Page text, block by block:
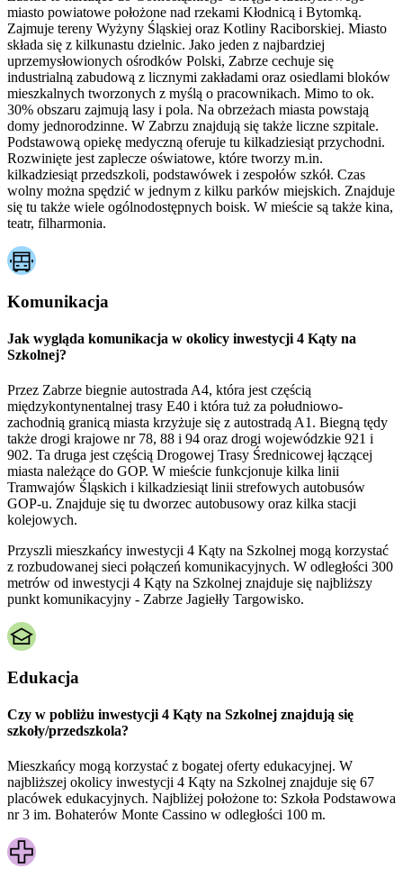
miasto powiatowe położone nad rzekami Kłodnicą i Bytomką.
Zajmuje tereny Wyżyny Śląskiej oraz Kotliny Raciborskiej. Miasto
składa się z kilkunastu dzielnic. Jako jeden z najbardziej
uprzemysłowionych ośrodków Polski, Zabrze cechuje się
industrialną zabudową z licznymi zakładami oraz osiedlami bloków
mieszkalnych tworzonych z myślą o pracownikach. Mimo to ok.
30% obszaru zajmują lasy i pola. Na obrzeżach miasta powstają
domy jednorodzinne. W Zabrzu znajdują się także liczne szpitale.
Podstawową opiekę medyczną oferuje tu kilkadziesiąt przychodni.
Rozwinięte jest zaplecze oświatowe, które tworzy m.in.
kilkadziesiąt przedszkoli, podstawówek i zespołów szkół. Czas
wolny można spędzić w jednym z kilku parków miejskich. Znajduje
się tu także wiele ogólnodostępnych boisk. W mieście są także kina,
teatr, filharmonia.
Komunikacja
Jak wygląda komunikacja w okolicy inwestycji 4 Kąty na
Szkolnej?
Przez Zabrze biegnie autostrada A4, która jest częścią
międzykontynentalnej trasy E40 i która tuż za południowo-
zachodnią granicą miasta krzyżuje się z autostradą A1. Biegną tędy
także drogi krajowe nr 78, 88 i 94 oraz drogi wojewódzkie 921 i
902. Ta druga jest częścią Drogowej Trasy Średnicowej łączącej
miasta należące do GOP. W mieście funkcjonuje kilka linii
Tramwajów Śląskich i kilkadziesiąt linii strefowych autobusów
GOP-u. Znajduje się tu dworzec autobusowy oraz kilka stacji
kolejowych.
Przyszli mieszkańcy inwestycji 4 Kąty na Szkolnej mogą korzystać
z rozbudowanej sieci połączeń komunikacyjnych. W odległości 300
metrów od inwestycji 4 Kąty na Szkolnej znajduje się najbliższy
punkt komunikacyjny - Zabrze Jagiełły Targowisko.
Edukacja
Czy w pobliżu inwestycji 4 Kąty na Szkolnej znajdują się
szkoły/przedszkola?
Mieszkańcy mogą korzystać z bogatej oferty edukacyjnej. W
najbliższej okolicy inwestycji 4 Kąty na Szkolnej znajduje się 67
placówek edukacyjnych. Najbliżej położone to: Szkoła Podstawowa
nr 3 im. Bohaterów Monte Cassino w odległości 100 m.